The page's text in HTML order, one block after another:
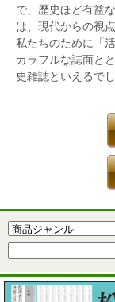
で、歴史ほど有益
は、現代からの視
私たちのために「
カラフルな誌面と
史雑誌といえるでし